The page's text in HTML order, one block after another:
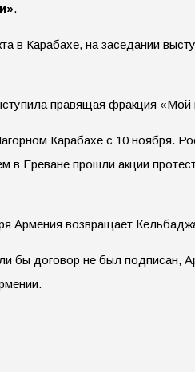
.
в Карабахе, на заседании
правящая фракция «Мой
Карабахе с 10 ноября.
в Ереване прошли акции
Армения возвращает
бы договор не был подписан,